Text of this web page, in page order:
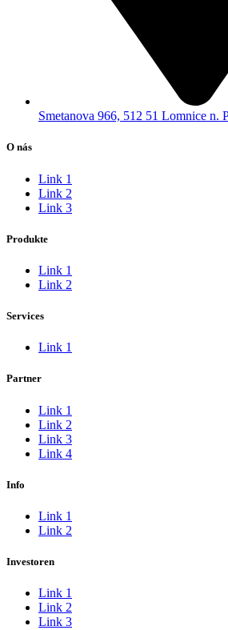
Smetanova 966, 512 51 Lomnice n.
O nás
Link 1
Link 2
Link 3
Produkte
Link 1
Link 2
Services
Link 1
Partner
Link 1
Link 2
Link 3
Link 4
Info
Link 1
Link 2
Investoren
Link 1
Link 2
Link 3